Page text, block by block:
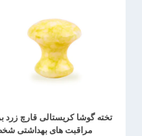
تخته گوشا کریستالی قارچ زرد
مراقبت های بهداشتی